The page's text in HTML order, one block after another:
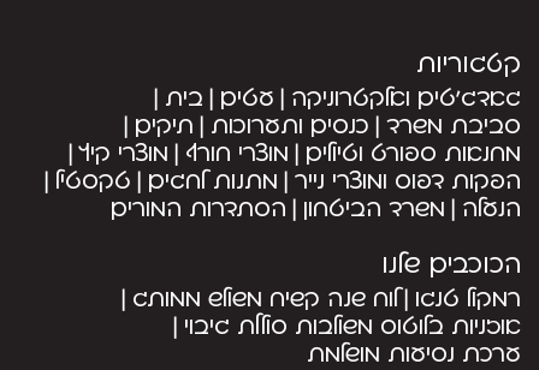
קטגוריות
גאדג’טים ואלקטרוניקה עטים בית
סביבת משרד כנסים ותערוכות תיקים
מחנאות ספורט וטיולים מוצרי חורף מוצרי קיץ
הפקות דפוס ומוצרי נייר מתנות לחגים טקסטיל
הנעלה משרד הביטחון הסתדרות המורים
הכוכבים שלנו
רמקול טנגו לוח שנה קשיח משולש ממותג
אוזניות בלוטוס משולבות סוללת גיבוי
ערכת נסיעות מושלמת